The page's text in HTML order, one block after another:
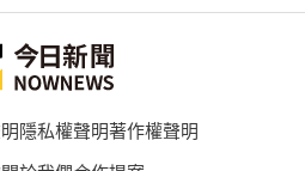
隱私權聲明著作權聲明